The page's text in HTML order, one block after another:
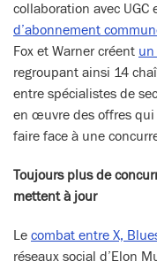
collaboration avec UGC
d’abonnement
Fox et Warner créent un
regroupant ainsi 14
entre spécialistes de
en œuvre des offres
faire face à une
Toujours plus de
mettent à jour
Le combat entre X,
réseaux social d’Elon